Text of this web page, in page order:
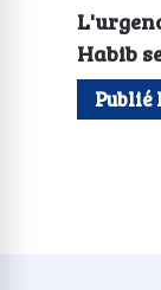
Habib
Publié